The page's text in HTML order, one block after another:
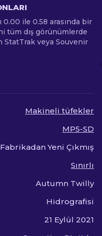
0.00 ile 0.58 arasında bir
tüm dış görünümlerde
StatTrak veya Souvenir
Makineli tüfekler
MP5-SD
Fabrikadan Yeni Çıkmış
Sınırlı
Autumn Twilly
Hidrografisi
21 Eylül 2021